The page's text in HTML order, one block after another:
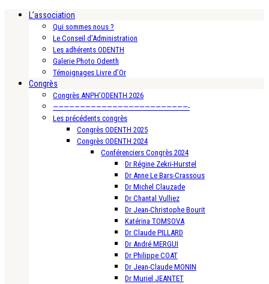
L’association
Qui sommes nous ?
Le Conseil d’Administration
Les adhérents ODENTH
Galerie Photo Odenth
Témoignages Livre d’Or
Congrès
Congrès ANPH’ODENTH 2026
—————————————————————————-
Les précédents congrès
Congrès ODENTH 2025
Congrès ODENTH 2024
Conférenciers Congrès 2024
Dr Régine Zekri-Hurstel
Dr Anne Le Bars-Crassous
Dr Michel Clauzade
Dr Chantal Vulliez
Dr Jean-Christophe Bourit
Katérina TOMSOVA
Dr Claude PILLARD
Dr André MERGUI
Dr Philippe COAT
Dr Jean-Claude MONIN
Dr Muriel JEANTET